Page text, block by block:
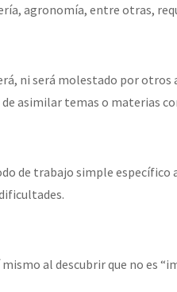
agronomía, entre otras,
ni será molestado por
asimilar temas o materias
de trabajo simple
al descubrir que no es